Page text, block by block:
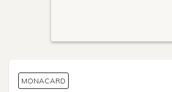
MONACARD